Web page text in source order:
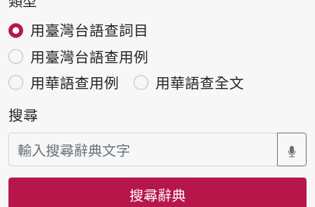
用臺灣台語查詞目
用臺灣台語查用例
用華語查用例
用華語查全文
搜尋
搜尋辭典